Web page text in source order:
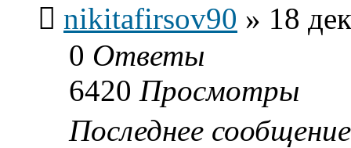
nikitafirsov90 » 18
0 Ответы
6420 Просмотры
Последнее